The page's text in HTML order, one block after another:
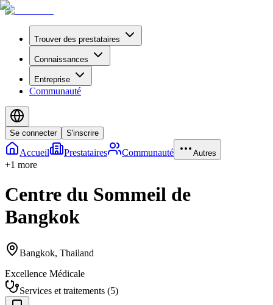
Trouver des prestataires
Connaissances
Entreprise
Communauté
Se connecter S'inscrire
Accueil Prestataires Communauté Autres
+1 more
Centre du Sommeil de
Bangkok
Bangkok, Thailand
Excellence Médicale
Services et traitements (5)